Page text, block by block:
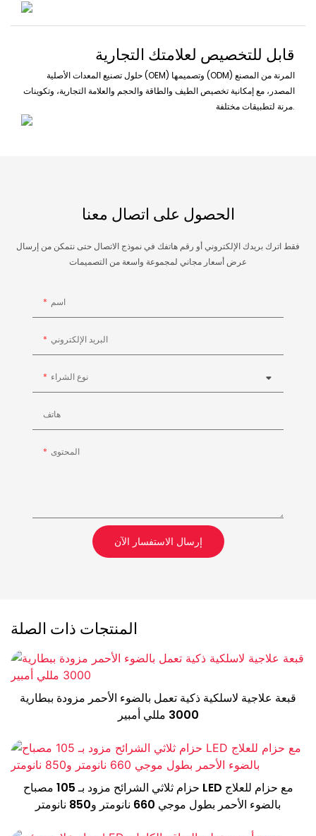
قابل للتخصيص لعلامتك التجارية
حلول تصنيع المعدات الأصلية (OEM) وتصميمها (ODM) المرنة من المصنع
المصدر، مع إمكانية تخصيص الطيف والطاقة والحجم والعلامة التجارية، وتكوينات
مرنة لتطبيقات مختلفة.
الحصول على اتصال معنا
فقط اترك بريدك الإلكتروني أو رقم هاتفك في نموذج الاتصال حتى نتمكن من إرسال
عرض أسعار مجاني لمجموعة واسعة من التصميمات
اسم
البريد الإلكتروني
نوع الشراء
هاتف
المحتوى
إرسال الاستفسار الآن
المنتجات ذات الصلة
قبعة علاجية لاسلكية ذكية تعمل بالضوء الأحمر مزودة ببطارية
3000 مللي أمبير
حزام ثلاثي الشرائح مزود بـ 105 مصباح LED مع حزام للعلاج
بالضوء الأحمر بطول موجي 660 نانومتر و850 نانومتر